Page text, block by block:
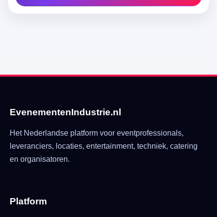
EvenementenIndustrie.nl
Het Nederlandse platform voor eventprofessionals,
leveranciers, locaties, entertainment, techniek, catering
en organisatoren.
Platform